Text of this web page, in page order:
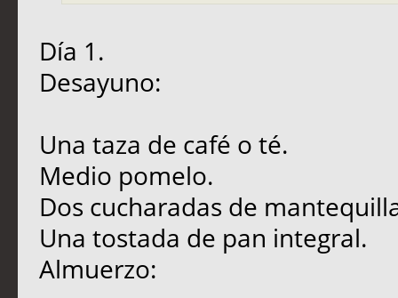
Día 1.
Desayuno:
Una taza de café o té.
Medio pomelo.
Dos cucharadas de
Una tostada de pan integral.
Almuerzo: